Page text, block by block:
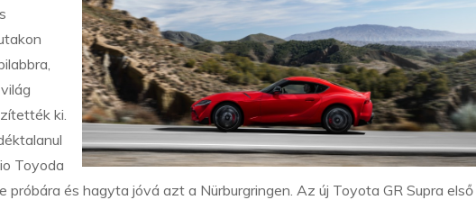
ki.
Toyoda
és hagyta jóvá azt a Nürburgringen. Az új Toyota GR Supra első